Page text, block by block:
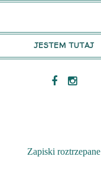
JESTEM TUTAJ
Zapiski roztrzepane